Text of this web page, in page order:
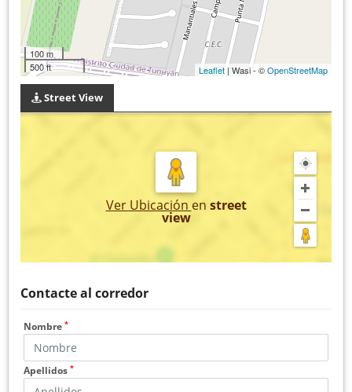
100 m
500 ft
Leaflet | Wasi - ©OpenStreetMap
Street View
Ver Ubicación en street
view
Contacte al corredor
Nombre *
Apellidos *